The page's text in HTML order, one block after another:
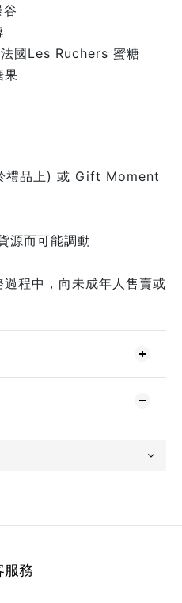
國Les Ruchers 蜜糖
果
禮品上) 或 Gift Moment
源而可能調動
程中，向未成年人售賣或
服務